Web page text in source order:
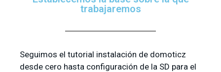
trabajaremos
Seguimos el tutorial instalación de domoticz
desde cero hasta configuración de la SD para el